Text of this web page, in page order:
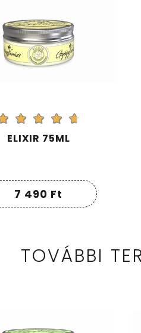
ELIXIR 75ML
7 490 Ft
TOVÁBBI